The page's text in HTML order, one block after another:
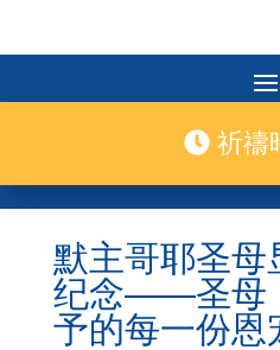
祈禱
默主哥耶圣母
纪念——圣母
予的每一份恩